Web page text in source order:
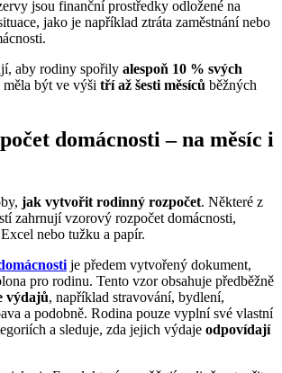
jsou finanční prostředky odložené na
jako je například ztráta zaměstnání nebo
aby rodiny spořily alespoň 10 % svých
měla být ve výši tří až šesti měsíců běžných
domácnosti – na měsíc i
jak vytvořit rodinný rozpočet. Některé z
zahrnují vzorový rozpočet domácnosti,
nebo tužku a papír.
je předem vytvořený dokument,
pro rodinu. Tento vzor obsahuje předběžně
výdajů, například stravování, bydlení,
a podobně. Rodina pouze vyplní své vlastní
a sleduje, zda jejich výdaje odpovídají